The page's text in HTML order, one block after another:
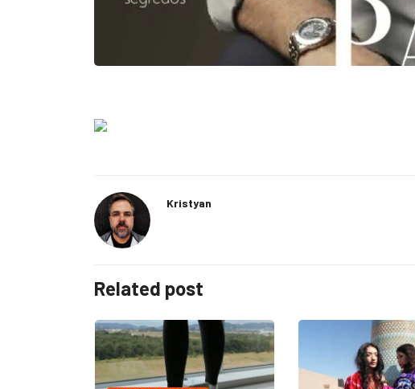
Kristyan
Related post